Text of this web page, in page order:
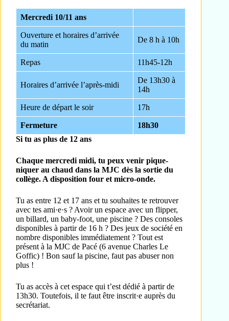
Mercredi 10/11 ans
Ouverture et horaires d’arrivée
du matin
De 8 h à 10h
Repas 11h45-12h
Horaires d’arrivée l’après-midi
De 13h30 à
14h
Heure de départ le soir 17h
Fermeture
18h30
Si tu as plus de 12 ans
Chaque mercredi midi, tu peux venir pique-
niquer au chaud dans la MJC dès la sortie du
collège. A disposition four et micro-onde.
Tu as entre 12 et 17 ans et tu souhaites te retrouver
avec tes ami·e·s ? Avoir un espace avec un flipper,
un billard, un baby-foot, une piscine ? Des consoles
disponibles à partir de 16 h ? Des jeux de société en
nombre disponibles immédiatement ? Tout est
présent à la MJC de Pacé (6 avenue Charles Le
Goffic) ! Bon sauf la piscine, faut pas abuser non
plus !
Tu as accès à cet espace qui t’est dédié à partir de
13h30. Toutefois, il te faut être inscrit·e auprès du
secrétariat.